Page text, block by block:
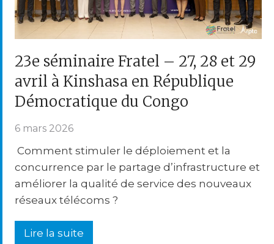
23e séminaire Fratel – 27, 28 et 29
avril à Kinshasa en République
Démocratique du Congo
6 mars 2026
Comment stimuler le déploiement et la
concurrence par le partage d’infrastructure et
améliorer la qualité de service des nouveaux
réseaux télécoms ?
Lire la suite